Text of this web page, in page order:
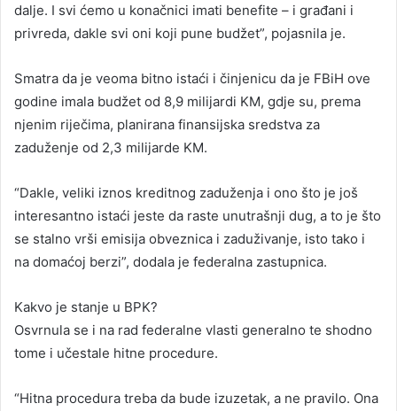
dalje. I svi ćemo u konačnici imati benefite – i građani i
privreda, dakle svi oni koji pune budžet”, pojasnila je.
Smatra da je veoma bitno istaći i činjenicu da je FBiH ove
godine imala budžet od 8,9 milijardi KM, gdje su, prema
njenim riječima, planirana finansijska sredstva za
zaduženje od 2,3 milijarde KM.
“Dakle, veliki iznos kreditnog zaduženja i ono što je još
interesantno istaći jeste da raste unutrašnji dug, a to je što
se stalno vrši emisija obveznica i zaduživanje, isto tako i
na domaćoj berzi”, dodala je federalna zastupnica.
Kakvo je stanje u BPK?
Osvrnula se i na rad federalne vlasti generalno te shodno
tome i učestale hitne procedure.
“Hitna procedura treba da bude izuzetak, a ne pravilo. Ona